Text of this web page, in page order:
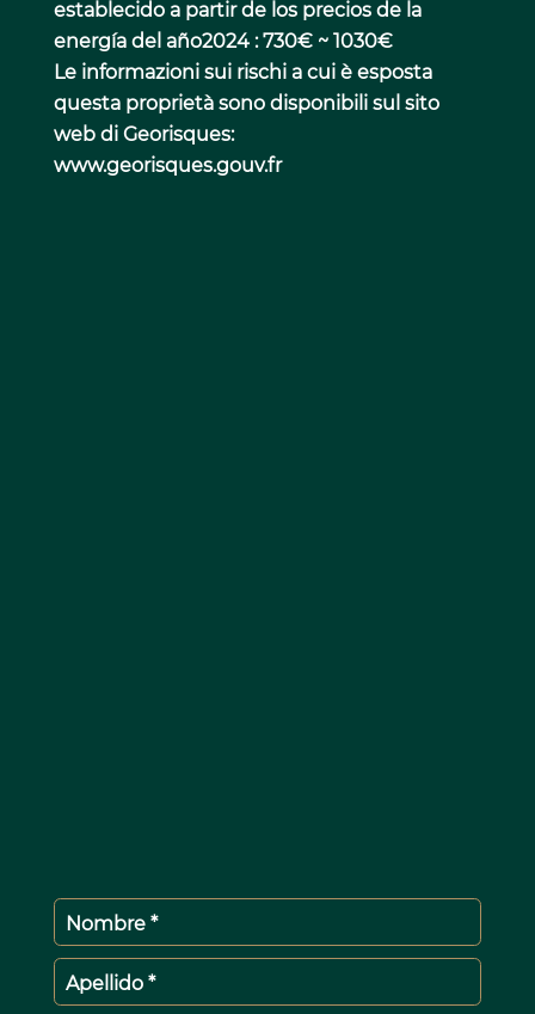
establecido a partir de los precios de la
energía del año2024 : 730€ ~ 1030€
Le informazioni sui rischi a cui è esposta
questa proprietà sono disponibili sul sito
web di Georisques:
www.georisques.gouv.fr
Nombre *
Apellido *